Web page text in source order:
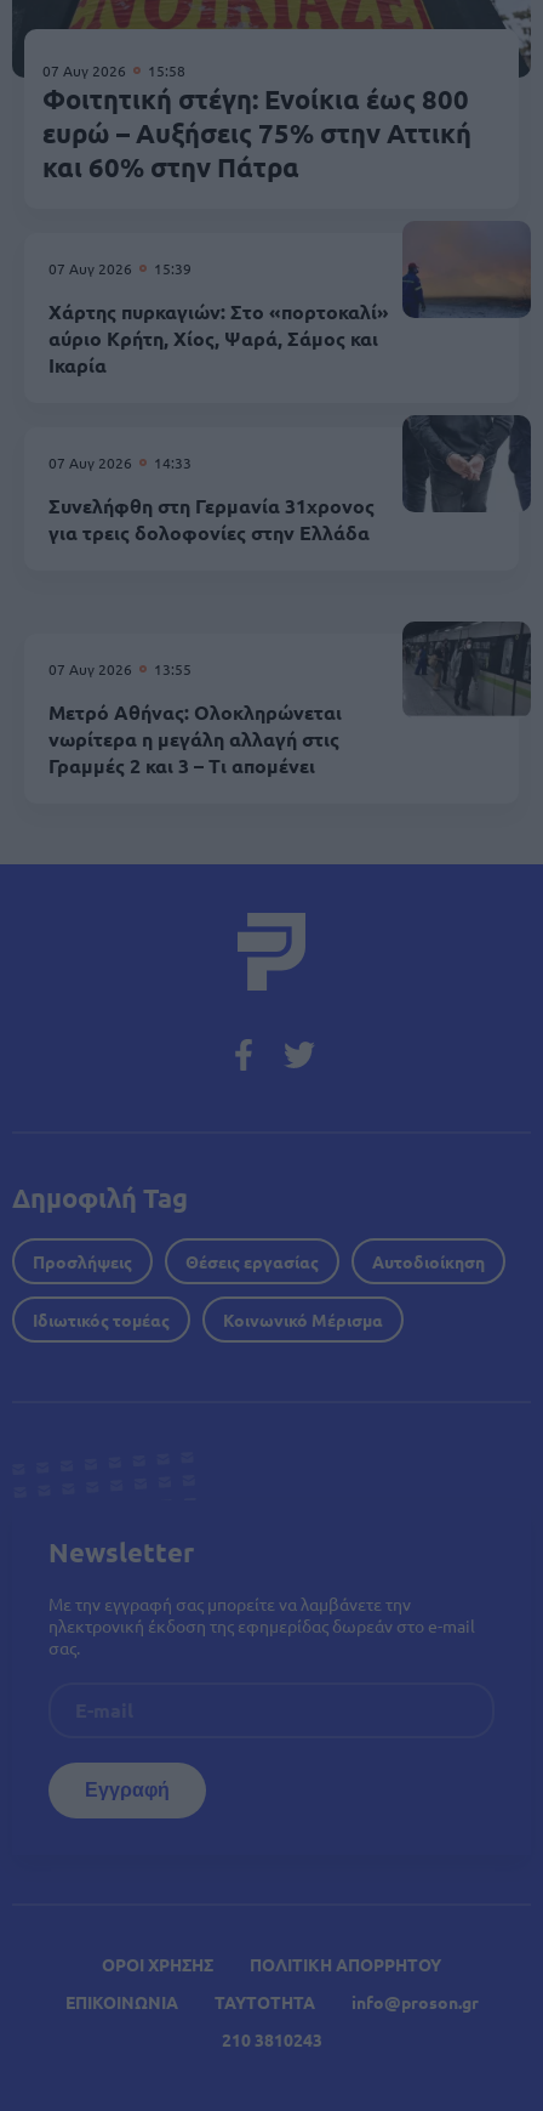
07 Αυγ 2026 15:58
Φοιτητική στέγη: Ενοίκια έως 800
ευρώ – Αυξήσεις 75% στην Αττική
και 60% στην Πάτρα
07 Αυγ 2026 15:39
Χάρτης πυρκαγιών: Στο «πορτοκαλί»
αύριο Κρήτη, Χίος, Ψαρά, Σάμος και
Ικαρία
07 Αυγ 2026 14:33
Συνελήφθη στη Γερμανία 31χρονος
για τρεις δολοφονίες στην Ελλάδα
07 Αυγ 2026 13:55
Μετρό Αθήνας: Ολοκληρώνεται
νωρίτερα η μεγάλη αλλαγή στις
Γραμμές 2 και 3 – Τι απομένει
ΟΡΟΙ ΧΡΗΣΗΣ
ΠΟΛΙΤΙΚΗ ΑΠΟΡΡΗΤΟΥ
ΕΠΙΚΟΙΝΩΝΙΑ
ΤΑΥΤΟΤΗΤΑ
info@proson.gr
210 3810243
Δημοφιλή Tag
Προσλήψεις Θέσεις εργασίας Αυτοδιοίκηση
Ιδιωτικός τομέας Κοινωνικό Μέρισμα
Newsletter
Με την εγγραφή σας μπορείτε να λαμβάνετε την
ηλεκτρονική έκδοση της εφημερίδας δωρεάν στο e-mail
σας.